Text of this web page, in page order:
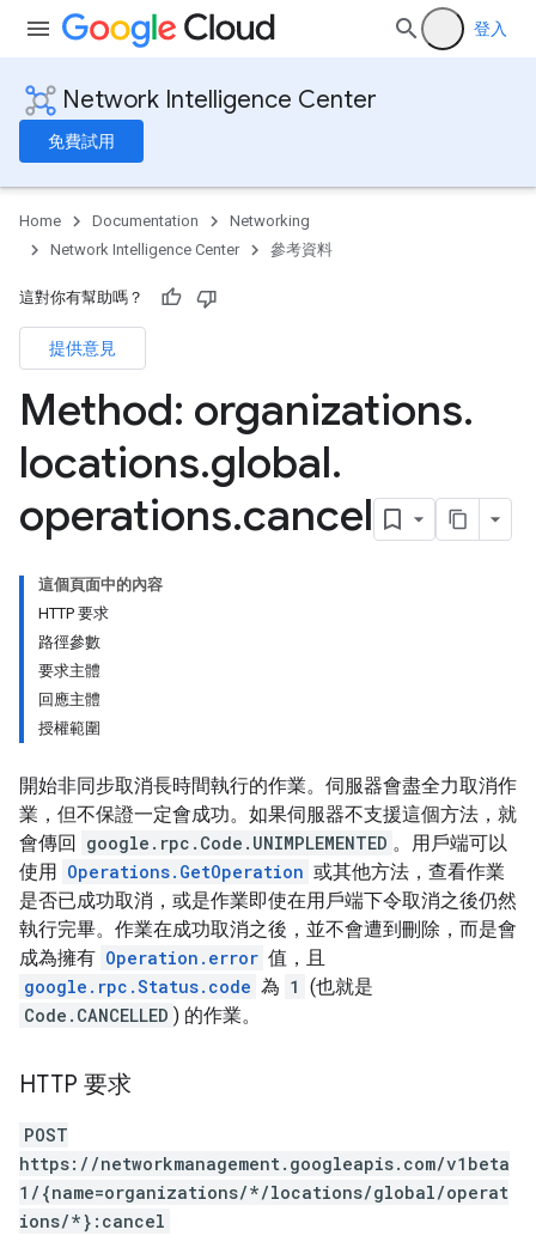
登入
Network Intelligence Center
免費試用
Home Documentation
Networking
Network Intelligence Center
參考資料
這對你有幫助嗎？
提供意見
Method: organizations.
locations.global.
operations.cancel
這個頁面中的內容
HTTP 要求
路徑參數
要求主體
回應主體
授權範圍
開始非同步取消長時間執行的作業。伺服器會盡全力取消作
業，但不保證一定會成功。如果伺服器不支援這個方法，就
會傳回 google.rpc.Code.UNIMPLEMENTED 。用戶端可以
使用 Operations.GetOperation 或其他方法，查看作業
是否已成功取消，或是作業即使在用戶端下令取消之後仍然
執行完畢。作業在成功取消之後，並不會遭到刪除，而是會
成為擁有 Operation.error 值，且
google.rpc.Status.code 為 1 (也就是
Code.CANCELLED ) 的作業。
HTTP 要求
POST
https://networkmanagement.googleapis.com/v1beta
1/{name=organizations/*/locations/global/operat
ions/*}:cancel